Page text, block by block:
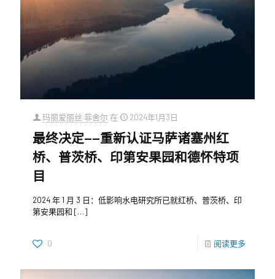
玛丽爱丽丝·菲舍尔 在 2024年1月3日
最终决定——重新认证马萨诸塞州红
桥、普茨桥、印第安果园和德怀特项
目
2024 年 1 月 3 日：低影响水电研究所已就红桥、普茨桥、印
第安果园和 […]
0 阅读更多